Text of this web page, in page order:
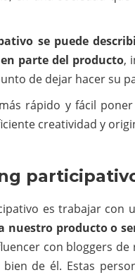
se puede
parte del producto,
de dejar hacer su
rápido y fácil
creatividad y
es trabajar con
producto o
con bloggers
de él. Estas